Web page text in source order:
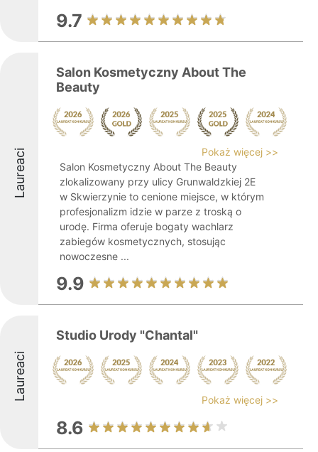
9.7
Laureaci
Salon Kosmetyczny About The
Beauty
Pokaż więcej >>
Salon Kosmetyczny About The Beauty
zlokalizowany przy ulicy Grunwaldzkiej 2E
w Skwierzynie to cenione miejsce, w którym
profesjonalizm idzie w parze z troską o
urodę. Firma oferuje bogaty wachlarz
zabiegów kosmetycznych, stosując
nowoczesne ...
9.9
Laureaci
Studio Urody "Chantal"
Pokaż więcej >>
8.6